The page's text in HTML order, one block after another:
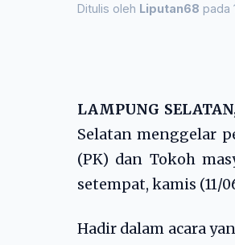
Ditulis oleh Liputan68 pada
LAMPUNG
Selatan menggelar
(PK) dan Tokoh
setempat, kamis (11/
Hadir dalam acara